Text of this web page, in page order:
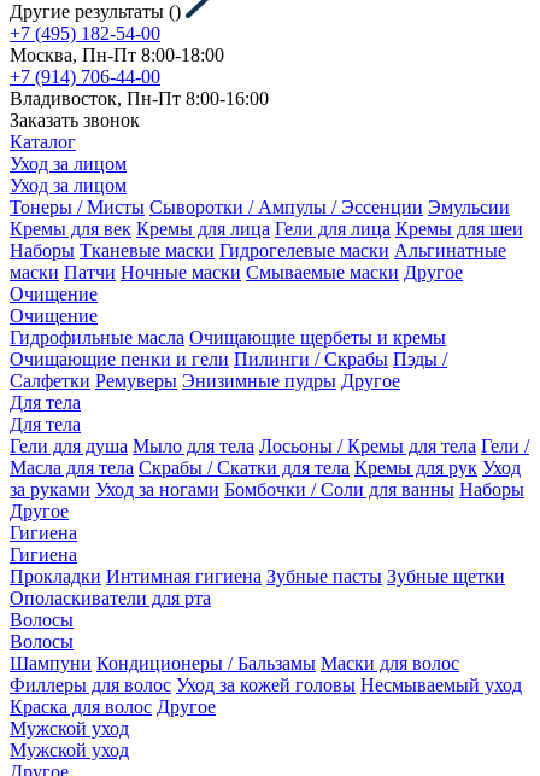
Другие результаты ()
+7 (495) 182-54-00
Москва, Пн-Пт 8:00-18:00
+7 (914) 706-44-00
Владивосток, Пн-Пт 8:00-16:00
Заказать звонок
Каталог
Уход за лицом
Уход за лицом
Тонеры / Мисты Сыворотки / Ампулы / Эссенции Эмульсии
Кремы для век Кремы для лица Гели для лица Кремы для шеи
Наборы Тканевые маски Гидрогелевые маски Альгинатные
маски Патчи Ночные маски Смываемые маски Другое
Очищение
Очищение
Гидрофильные масла Очищающие щербеты и кремы
Очищающие пенки и гели Пилинги / Скрабы Пэды /
Салфетки Ремуверы Энизимные пудры Другое
Для тела
Для тела
Гели для душа Мыло для тела Лосьоны / Кремы для тела Гели /
Масла для тела Скрабы / Скатки для тела Кремы для рук Уход
за руками Уход за ногами Бомбочки / Соли для ванны Наборы
Другое
Гигиена
Гигиена
Прокладки Интимная гигиена Зубные пасты Зубные щетки
Ополаскиватели для рта
Волосы
Волосы
Шампуни Кондиционеры / Бальзамы Маски для волос
Филлеры для волос Уход за кожей головы Несмываемый уход
Краска для волос Другое
Мужской уход
Мужской уход
Другое